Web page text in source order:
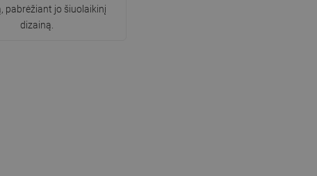
pabrėžiant jo šiuolaikinį
dizainą.